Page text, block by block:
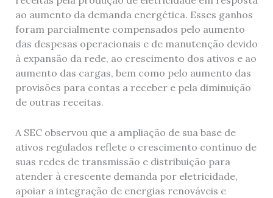
ao aumento da demanda energética. Esses ganhos
foram parcialmente compensados pelo aumento
das despesas operacionais e de manutenção devido
à expansão da rede, ao crescimento dos ativos e ao
aumento das cargas, bem como pelo aumento das
provisões para contas a receber e pela diminuição
de outras receitas.
A SEC observou que a ampliação de sua base de
ativos regulados reflete o crescimento contínuo de
suas redes de transmissão e distribuição para
atender à crescente demanda por eletricidade,
apoiar a integração de energias renováveis e